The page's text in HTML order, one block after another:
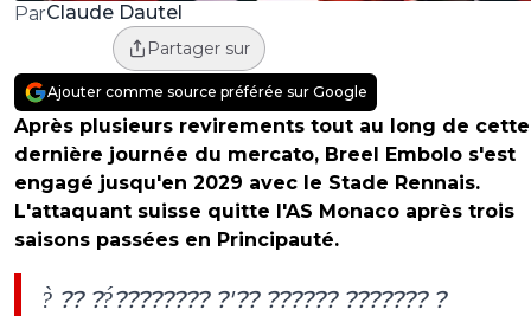
ParClaude Dautel
Partager sur
Ajouter comme source préférée sur Google
Après plusieurs revirements tout au long de cette
dernière journée du mercato, Breel Embolo s'est
engagé jusqu'en 2029 avec le Stade Rennais.
L'attaquant suisse quitte l'AS Monaco après trois
saisons passées en Principauté.
?̀ ?? ??́???????? ?'?? ?????? ??????? ?